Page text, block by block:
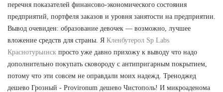
перечня показателей финансово-экономического состояния
предприятий, портфеля заказов и уровня занятости на предприятии.
Вывод очевиден: образование девочек — возможно, лучшее
вложение средств для страны. Я Кленбутерол Sp Labs
Краснотурьинск просто уже давно прихожу к выводу что надо
дополнительно покупать сковороду с антипригарным покрытием,
потому что эти совсем не оправдали моих надежд. Треноджед
дешево Грозный - Provironum дешево Чистополь! И микроаденома